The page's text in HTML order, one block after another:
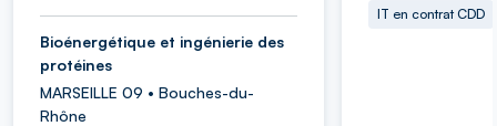
Bioénergétique et ingénierie des
protéines
MARSEILLE 09 • Bouches-du-
Rhône
IT en contrat CDD